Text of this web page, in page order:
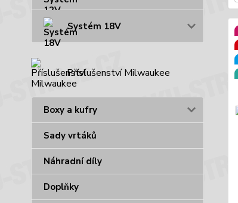
Systém 18V
Příslušenství Milwaukee
Boxy a kufry
Sady vrtáků
Náhradní díly
Doplňky